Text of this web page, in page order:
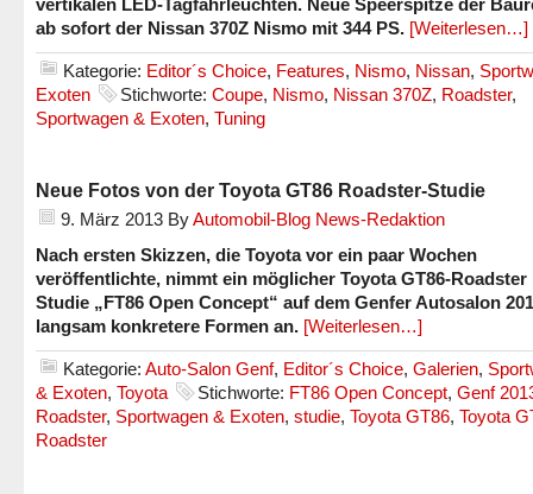
vertikalen LED-Tagfahrleuchten. Neue Speerspitze der
ab sofort der Nissan 370Z Nismo mit 344 PS. [Weiterlesen…]
Kategorie: Editor´s Choice, Features, Nismo, Nissan,
Exoten
Stichworte: Coupe, Nismo, Nissan 370Z, Roadster,
Sportwagen & Exoten, Tuning
Neue Fotos von der Toyota GT86 Roadster-Studie
9. März 2013 ByAutomobil-Blog News-Redaktion
Nach ersten Skizzen, die Toyota vor ein paar Wochen
veröffentlichte, nimmt ein möglicher Toyota GT86-Roadster
Studie „FT86 Open Concept“ auf dem Genfer Autosalon
langsam konkretere Formen an. [Weiterlesen…]
Kategorie: Auto-Salon Genf, Editor´s Choice, Galerien,
& Exoten, Toyota Stichworte: FT86 Open Concept, Genf
Roadster, Sportwagen & Exoten, studie, Toyota GT86, Toyota
Roadster